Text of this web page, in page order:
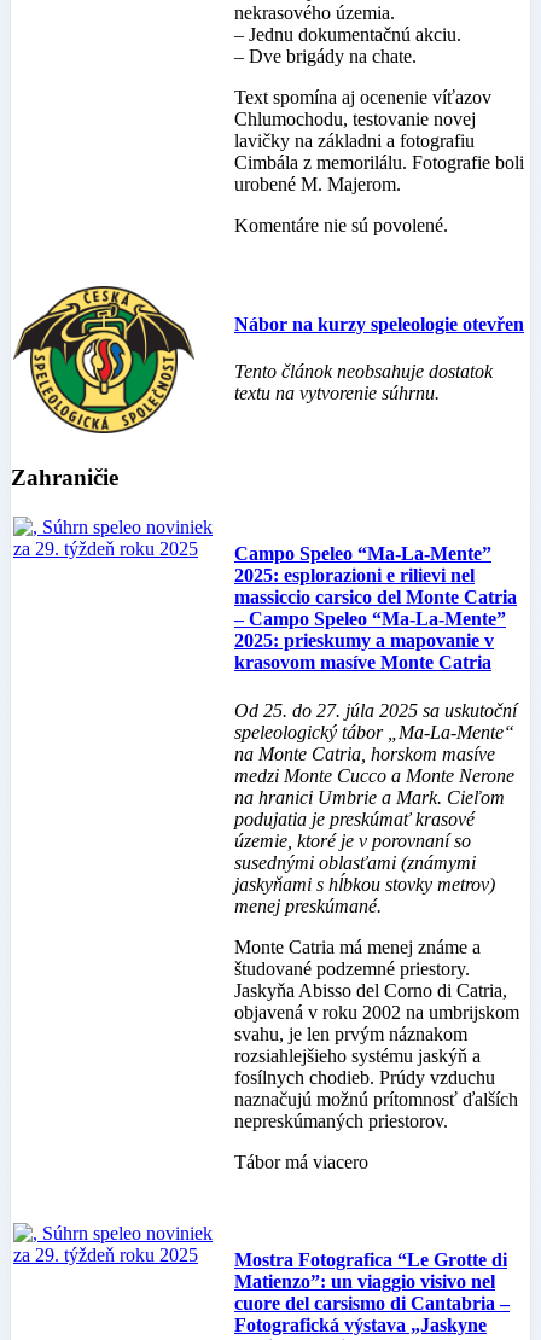
nekrasového územia.
– Jednu dokumentačnú akciu.
– Dve brigády na chate.
Text spomína aj ocenenie víťazov
Chlumochodu, testovanie novej
lavičky na základni a fotografiu
Cimbála z memorilálu. Fotografie boli
urobené M. Majerom.
Komentáre nie sú povolené.
Nábor na kurzy speleologie otevřen
Tento článok neobsahuje dostatok
textu na vytvorenie súhrnu.
Zahraničie
Campo Speleo “Ma-La-Mente”
2025: esplorazioni e rilievi nel
massiccio carsico del Monte Catria
– Campo Speleo “Ma-La-Mente”
2025: prieskumy a mapovanie v
krasovom masíve Monte Catria
Od 25. do 27. júla 2025 sa uskutoční
speleologický tábor „Ma-La-Mente“
na Monte Catria, horskom masíve
medzi Monte Cucco a Monte Nerone
na hranici Umbrie a Mark. Cieľom
podujatia je preskúmať krasové
územie, ktoré je v porovnaní so
susednými oblasťami (známymi
jaskyňami s hĺbkou stovky metrov)
menej preskúmané.
Monte Catria má menej známe a
študované podzemné priestory.
Jaskyňa Abisso del Corno di Catria,
objavená v roku 2002 na umbrijskom
svahu, je len prvým náznakom
rozsiahlejšieho systému jaskýň a
fosílnych chodieb. Prúdy vzduchu
naznačujú možnú prítomnosť ďalších
nepreskúmaných priestorov.
Tábor má viacero
Mostra Fotografica “Le Grotte di
Matienzo”: un viaggio visivo nel
cuore del carsismo di Cantabria –
Fotografická výstava „Jaskyne